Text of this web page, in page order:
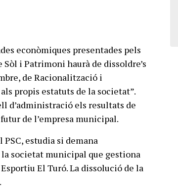
econòmiques presentades pels
i Patrimoni haurà de dissoldre’s
de Racionalització i
propis estatuts de la societat”.
d’administració els resultats de
de l’empresa municipal.
estudia si demana
societat municipal que gestiona
El Turó. La dissolució de la